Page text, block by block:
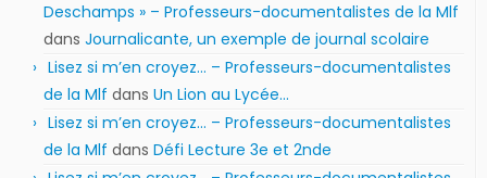
Deschamps » – Professeurs-documentalistes de la Mlf
dans Journalicante, un exemple de journal scolaire
Lisez si m’en croyez… – Professeurs-documentalistes
de la Mlf dans Un Lion au Lycée…
Lisez si m’en croyez… – Professeurs-documentalistes
de la Mlf dans Défi Lecture 3e et 2nde